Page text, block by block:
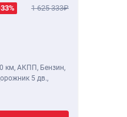
1 625 333
км, АКПП, Бензин,
5 дв.,